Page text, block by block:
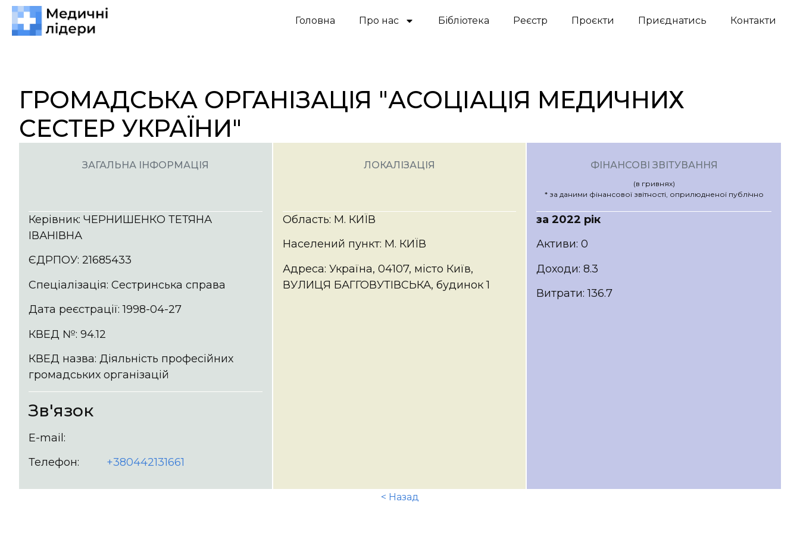
Головна Про нас Бібліотека Реєстр Проєкти Приєднатись Контакти
ГРОМАДСЬКА ОРГАНІЗАЦІЯ "АСОЦІАЦІЯ МЕДИЧНИХ
СЕСТЕР УКРАЇНИ"
ЗАГАЛЬНА ІНФОРМАЦІЯ
Керівник: ЧЕРНИШЕНКО ТЕТЯНА
ІВАНІВНА
ЄДРПОУ: 21685433
Спеціалізація: Сестринська справа
Дата реєстрації: 1998-04-27
КВЕД №: 94.12
КВЕД назва: Діяльність професійних
громадських організацій
Зв'язок
E-mail:
Телефон:
+380442131661
ЛОКАЛІЗАЦІЯ
Область: М. КИЇВ
Населений пункт: М. КИЇВ
Адреса: Україна, 04107, місто Київ,
ВУЛИЦЯ БАГГОВУТІВСЬКА, будинок 1
ФІНАНСОВІ ЗВІТУВАННЯ
(в гривнях)
* за даними фінансової звітності, оприлюдненої публічно
за 2022 рік
Активи: 0
Доходи: 8.3
Витрати: 136.7
< Назад